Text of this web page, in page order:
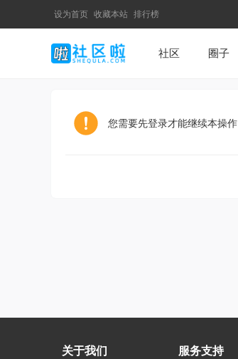
设为首页 收藏本站 排行榜
社区 圈子
您需要先登录才能继续本操作
关于我们 服务支持